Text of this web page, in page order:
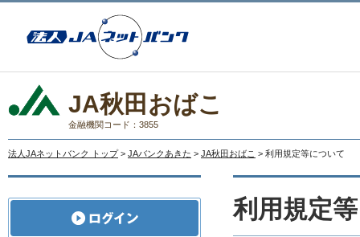
JA秋田おばこ
金融機関コード：3855
法人JAネットバンク トップ > JAバンクあきた > JA秋田おばこ > 利用規定等について
利用規定